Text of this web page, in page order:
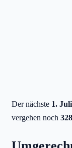
Der nächste 1. Juli
vergehen noch